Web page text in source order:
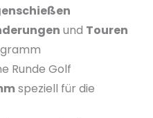
und Touren
Runde Golf
speziell für die